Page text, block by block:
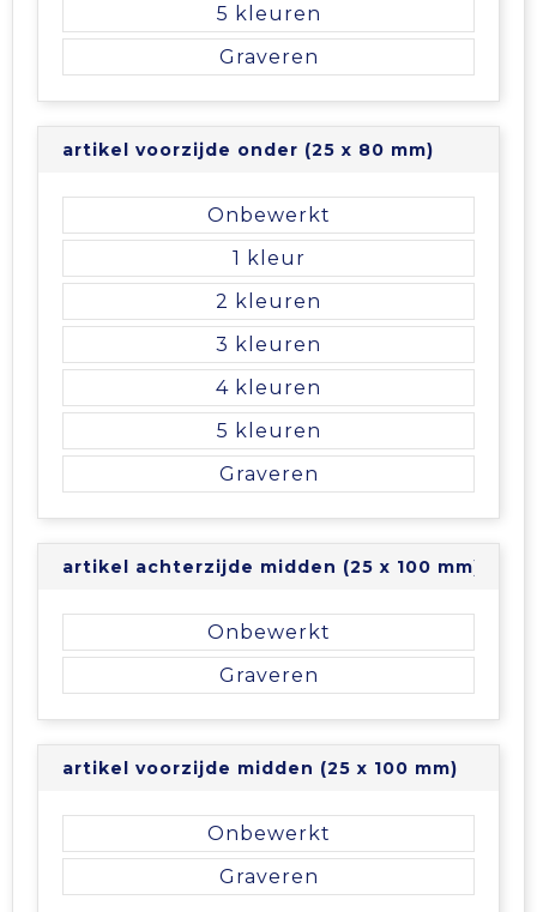
5
Graveren
artikel voorzijde onder (25 x 80 mm)
Onbewerkt
1
2
3
4
5
Graveren
artikel achterzijde midden (25 x 100 mm)
Onbewerkt
Graveren
artikel voorzijde midden (25 x 100 mm)
Onbewerkt
Graveren